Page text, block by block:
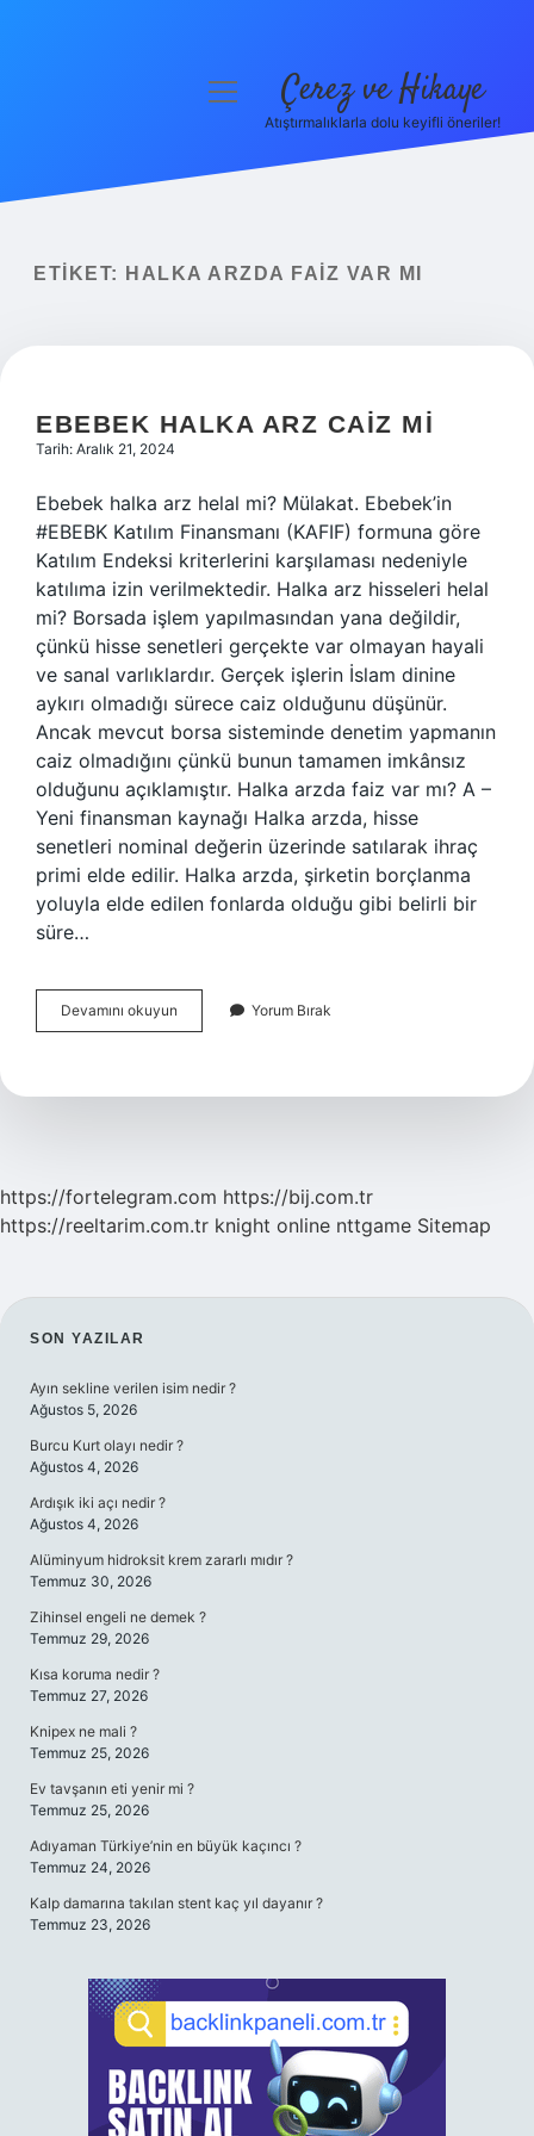
Yasal Uyarı
menüyü Çerez ve Hikaye
Atıştırmalıklarla dolu keyifli öneriler!
ETIKET: HALKA ARZDA FAIZ VAR MI
EBEBEK HALKA ARZ CAIZ MI
Tarih: Aralık 21, 2024
Ebebek halka arz helal mi? Mülakat. Ebebek’in
#EBEBK Katılım Finansmanı (KAFIF) formuna göre
Katılım Endeksi kriterlerini karşılaması nedeniyle
katılıma izin verilmektedir. Halka arz hisseleri helal
mi? Borsada işlem yapılmasından yana değildir,
çünkü hisse senetleri gerçekte var olmayan hayali
ve sanal varlıklardır. Gerçek işlerin İslam dinine
aykırı olmadığı sürece caiz olduğunu düşünür.
Ancak mevcut borsa sisteminde denetim yapmanın
caiz olmadığını çünkü bunun tamamen imkânsız
olduğunu açıklamıştır. Halka arzda faiz var mı? A –
Yeni finansman kaynağı Halka arzda, hisse
senetleri nominal değerin üzerinde satılarak ihraç
primi elde edilir. Halka arzda, şirketin borçlanma
yoluyla elde edilen fonlarda olduğu gibi belirli bir
süre…
Devamını okuyun
Halka
Mi
Yorum Bırak
https://fortelegram.com https://bij.com.tr
https://reeltarim.com.tr knight online nttgame Sitemap
SIDEBAR
SON YAZILAR
Ayın sekline verilen isim nedir ?
Ağustos 5, 2026
Burcu Kurt olayı nedir ?
Ağustos 4, 2026
Ardışık iki açı nedir ?
Ağustos 4, 2026
Alüminyum hidroksit krem zararlı mıdır ?
Temmuz 30, 2026
Zihinsel engeli ne demek ?
Temmuz 29, 2026
Kısa koruma nedir ?
Temmuz 27, 2026
Knipex ne mali ?
Temmuz 25, 2026
Ev tavşanın eti yenir mi ?
Temmuz 25, 2026
Adıyaman Türkiye’nin en büyük kaçıncı ?
Temmuz 24, 2026
Kalp damarına takılan stent kaç yıl dayanır ?
Temmuz 23, 2026